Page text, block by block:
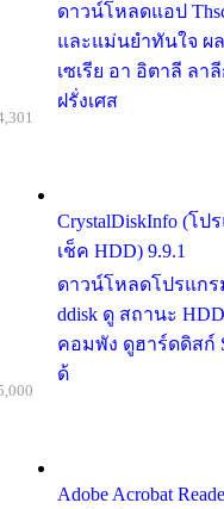
ดาวน์โหลดแอป
และแม่นยำทันใจ ผ
เซเรีย อา อิตาลี ลา
ฝรั่งเศส
CrystalDiskInfo (โป
เช็ค HDD) 9.9.1
ดาวน์โหลดโปรแกร
ddisk ดู สถานะ
คอมพัง ดูฮาร์ดดิสก์
ด้
Adobe Acrobat